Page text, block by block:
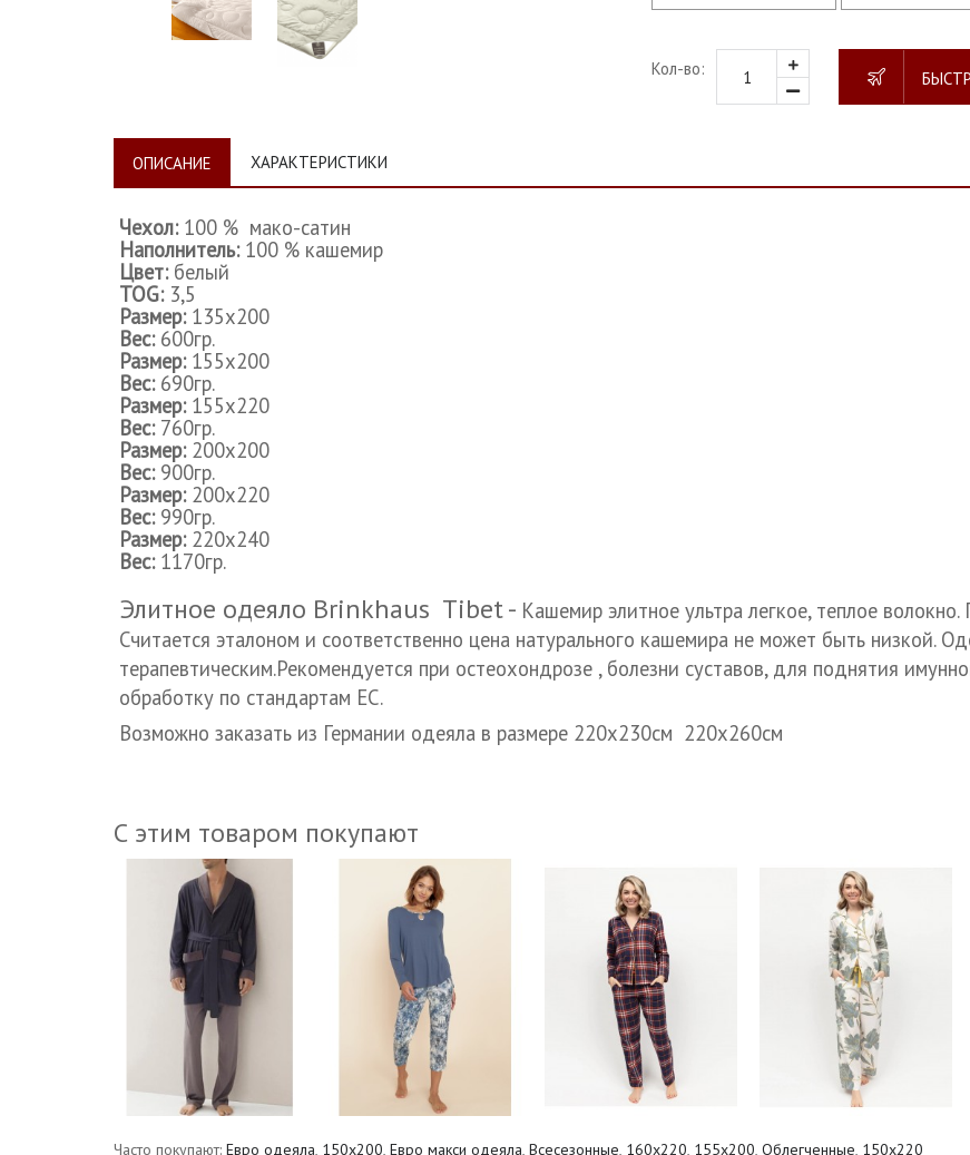
Кол-во:
ОПИСАНИЕ ХАРАКТЕРИСТИКИ
Чехол: 100 % мако-сатин
Наполнитель: 100 % кашемир
Цвет:белый
TOG:3,5
Размер: 135x200
Вес: 600гр.
Размер: 155x200
Вес: 690гр.
Размер: 155x220
Вес: 760гр.
Размер: 200x200
Вес: 900гр.
Размер: 200x220
Вес: 990гр.
Размер: 220x240
Вес:1170гр.
Элитное одеяло Brinkhaus Tibet - Кашемир элитное ультра легкое, теплое
Считается эталоном и соответственно цена натурального кашемира не может быть низкой.
терапевтическим.Рекомендуется при остеохондрозе , болезни суставов, для поднятия
обработку по стандартам ЕС.
Возможно заказать из Германии одеяла в размере 220х230см 220х260см
С этим товаром покупают
Часто покупают: Евро одеяла, 150х200, Евро макси одеяла, Всесезонные, 160x220, 155х200, Облегченные, 150x220